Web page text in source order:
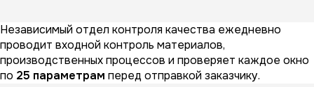
Независимый отдел контроля качества ежедневно
проводит входной контроль материалов,
производственных процессов и проверяет каждое окно
по 25 параметрам перед отправкой заказчику.